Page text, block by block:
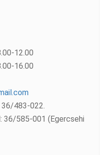
12.00
16.00
36/483-022.
36/585-001 (Egercsehi